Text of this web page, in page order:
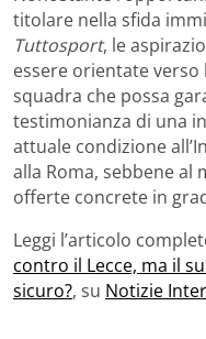
titolare nella sfida
Tuttosport, le
essere orientate verso
squadra che possa
testimonianza di una
attuale condizione
alla Roma, sebbene
offerte concrete in
Leggi l’articolo
contro il Lecce, ma il
sicuro?, su Notizie Inter